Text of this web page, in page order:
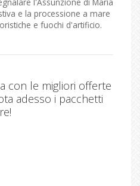
e la processione a mare
e fuochi d'artificio.
con le migliori offerte
adesso i pacchetti